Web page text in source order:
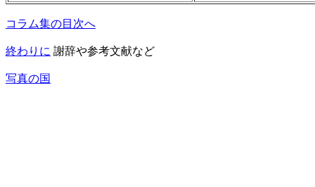
コラム集の目次へ
終わりに 謝辞や参考文献など
写真の国